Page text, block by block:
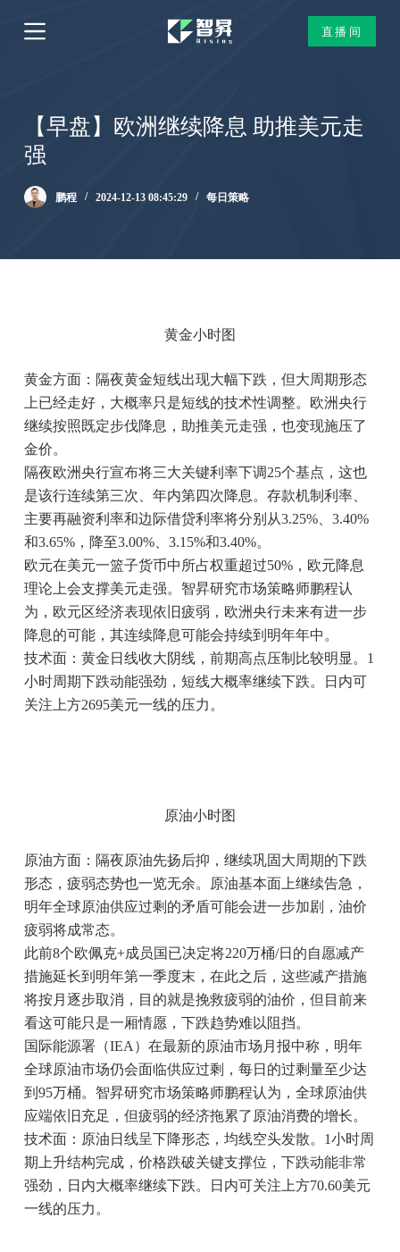
跳
过
直播间
【早盘】欧洲继续降息 助推美元走
强
鹏程 2024-12-13 08:45:29 每日策略
黄金小时图
黄金方面：隔夜黄金短线出现大幅下跌，但大周期形态
上已经走好，大概率只是短线的技术性调整。欧洲央行
继续按照既定步伐降息，助推美元走强，也变现施压了
金价。
隔夜欧洲央行宣布将三大关键利率下调25个基点，这也
是该行连续第三次、年内第四次降息。存款机制利率、
主要再融资利率和边际借贷利率将分别从3.25%、3.40%
和3.65%，降至3.00%、3.15%和3.40%。
欧元在美元一篮子货币中所占权重超过50%，欧元降息
理论上会支撑美元走强。智昇研究市场策略师鹏程认
为，欧元区经济表现依旧疲弱，欧洲央行未来有进一步
降息的可能，其连续降息可能会持续到明年年中。
技术面：黄金日线收大阴线，前期高点压制比较明显。1
小时周期下跌动能强劲，短线大概率继续下跌。日内可
关注上方2695美元一线的压力。
原油小时图
原油方面：隔夜原油先扬后抑，继续巩固大周期的下跌
形态，疲弱态势也一览无余。原油基本面上继续告急，
明年全球原油供应过剩的矛盾可能会进一步加剧，油价
疲弱将成常态。
此前8个欧佩克+成员国已决定将220万桶/日的自愿减产
措施延长到明年第一季度末，在此之后，这些减产措施
将按月逐步取消，目的就是挽救疲弱的油价，但目前来
看这可能只是一厢情愿，下跌趋势难以阻挡。
国际能源署（IEA）在最新的原油市场月报中称，明年
全球原油市场仍会面临供应过剩，每日的过剩量至少达
到95万桶。智昇研究市场策略师鹏程认为，全球原油供
应端依旧充足，但疲弱的经济拖累了原油消费的增长。
技术面：原油日线呈下降形态，均线空头发散。1小时周
期上升结构完成，价格跌破关键支撑位，下跌动能非常
强劲，日内大概率继续下跌。日内可关注上方70.60美元
一线的压力。